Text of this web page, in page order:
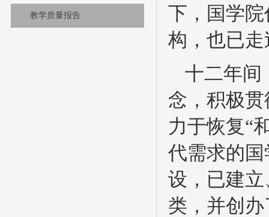
教学质量报告
下，国学
构，也已
十二年间
念，积极贯
力于恢复“
代需求的
设，已建
类，并创